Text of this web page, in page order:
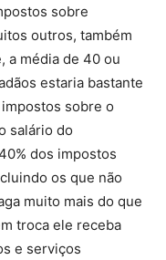
sobre
outros, também
a média de 40 ou
estaria bastante
sobre o
salário do
dos impostos
os que não
muito mais do que
troca ele receba
e serviços